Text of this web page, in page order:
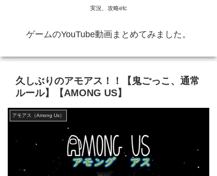
実況、攻略etc
ゲームのYouTube動画まとめてみました。
久しぶりのアモアス！！【鬼ごっこ、通常
ルール】【AMONG US】
アモアス（Among Us）